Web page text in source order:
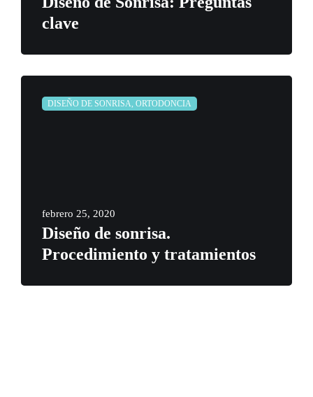
clave
DISEÑO DE SONRISA, ORTODONCIA
febrero 25, 2020
Diseño de sonrisa.
Procedimiento y tratamientos